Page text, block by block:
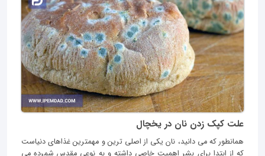
علت کپک زدن نان در یخچال
همانطور که می دانید، نان یکی از اصلی ترین و مهمترین غذاهای دنیاست